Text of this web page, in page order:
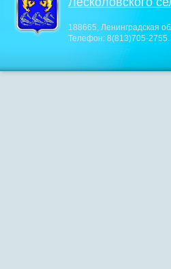
188665, Ленинградская
Телефон: 8(813)705-2755